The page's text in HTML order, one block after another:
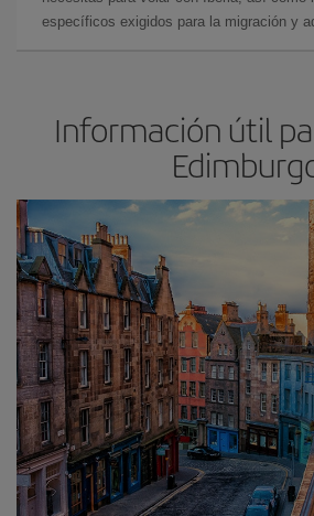
específicos exigidos para la migración y
Información útil